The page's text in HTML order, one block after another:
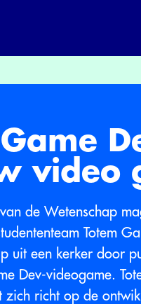
video
de Wetenschap
Totem
uit een kerker door
Dev-videogame.
zich richt op de